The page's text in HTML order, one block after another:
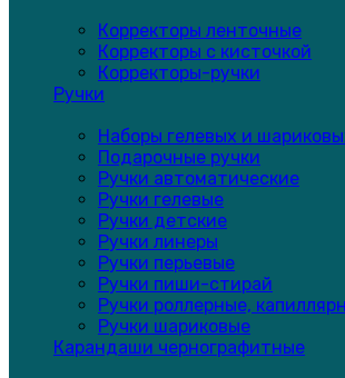
Корректоры ленточные
Корректоры с кисточкой
Корректоры-ручки
Ручки
Наборы гелевых и
Подарочные ручки
Ручки автоматические
Ручки гелевые
Ручки детские
Ручки линеры
Ручки перьевые
Ручки пиши-стирай
Ручки роллерные,
Ручки шариковые
Карандаши чернографитные